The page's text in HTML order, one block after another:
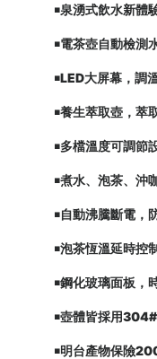
￭泉湧式飲水新體
￭電茶壺自動檢測
￭LED大屏幕，調
￭養生萃取壺，萃
￭多檔溫度可調節
￭煮水、泡茶、沖
￭自動沸騰斷電，
￭泡茶恆溫延時控
￭鋼化玻璃面板，
￭壺體皆採用
￭明台產物保險